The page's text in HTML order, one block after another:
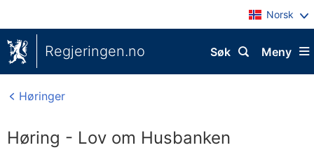
Norsk
Regjeringen.no Meny
Søk
Høringer
Høring - Lov om Husbanken